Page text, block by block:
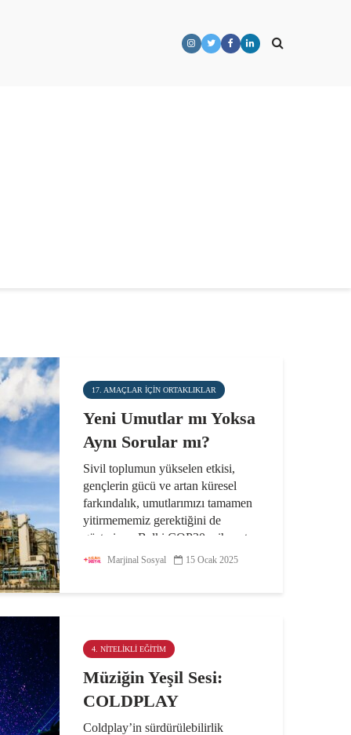
17. AMAÇLAR IÇIN ORTAKLIKLAR
Yeni Umutlar mı Yoksa
Aynı Sorular mı?
Sivil toplumun yükselen etkisi,
gençlerin gücü ve artan küresel
farkındalık, umutlarımızı tamamen
yitirmememiz gerektiğini de
gösteriyor. Belki COP30, nihayet
kalıcı ve ölçülebilir bir değişimin
Marjinal Sosyal 15 Ocak 2025
4. NITELIKLI EĞITIM
Müziğin Yeşil Sesi:
COLDPLAY
Coldplay’in sürdürülebilirlik